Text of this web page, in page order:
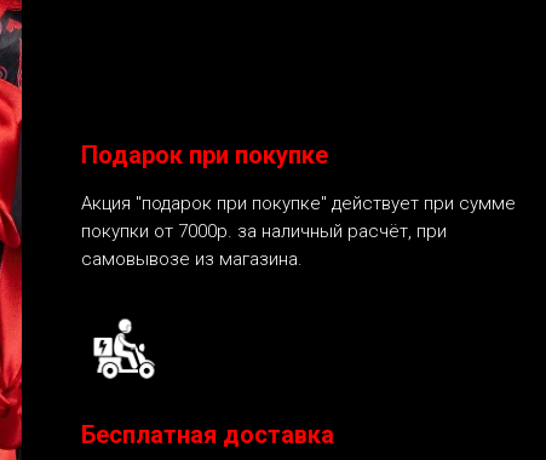
Подарок при покупке
Акция "подарок при покупке" действует при сумме
покупки от 7000р. за наличный расчёт, при
самовывозе из магазина.
Бесплатная доставка